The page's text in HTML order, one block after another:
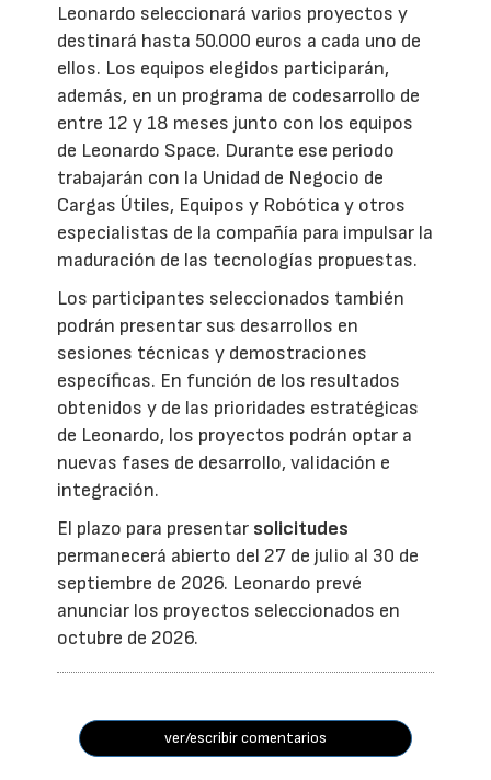
Leonardo seleccionará varios proyectos y
destinará hasta 50.000 euros a cada uno de
ellos. Los equipos elegidos participarán,
además, en un programa de codesarrollo de
entre 12 y 18 meses junto con los equipos
de Leonardo Space. Durante ese periodo
trabajarán con la Unidad de Negocio de
Cargas Útiles, Equipos y Robótica y otros
especialistas de la compañía para impulsar la
maduración de las tecnologías propuestas.
Los participantes seleccionados también
podrán presentar sus desarrollos en
sesiones técnicas y demostraciones
específicas. En función de los resultados
obtenidos y de las prioridades estratégicas
de Leonardo, los proyectos podrán optar a
nuevas fases de desarrollo, validación e
integración.
El plazo para presentar solicitudes
permanecerá abierto del 27 de julio al 30 de
septiembre de 2026. Leonardo prevé
anunciar los proyectos seleccionados en
octubre de 2026.
ver/escribir comentarios